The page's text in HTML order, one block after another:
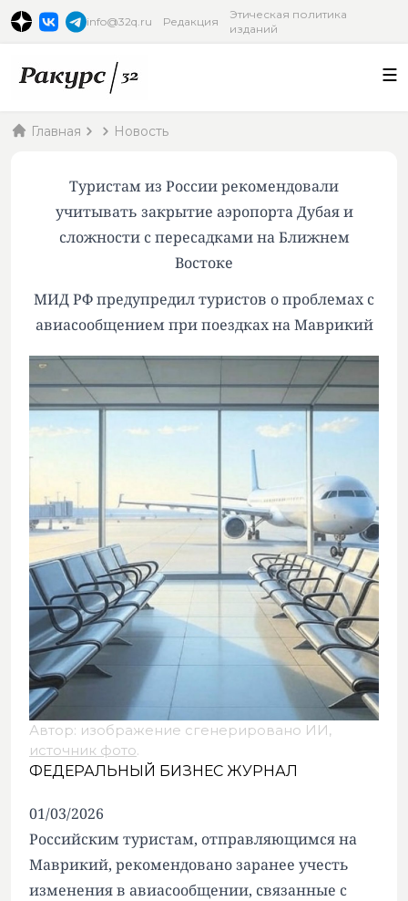
info@32q.ru Редакция
Этическая политика
изданий
Главная Новость
Туристам из России рекомендовали
учитывать закрытие аэропорта Дубая и
сложности с пересадками на Ближнем
Востоке
МИД РФ предупредил туристов о проблемах с
авиасообщением при поездках на Маврикий
Автор: изображение сгенерировано ИИ,
источник фото.
ФЕДЕРАЛЬНЫЙ БИЗНЕС ЖУРНАЛ
01/03/2026
Российским туристам, отправляющимся на
Маврикий, рекомендовано заранее учесть
изменения в авиасообщении, связанные с